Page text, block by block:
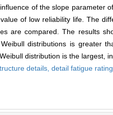
of the slope parameter
of low reliability life. The
are compared. The results
distributions is greater
distribution is the largest,
details, detail fatigue